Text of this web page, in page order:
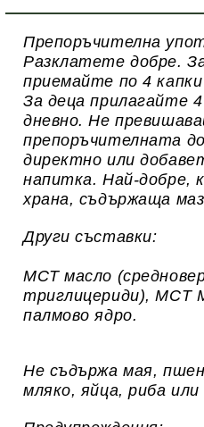
Препоръчителна
Разклатете добре.
приемайте по 4
За деца прилагайте
дневно. Не
препоръчителната
директно или
напитка. Най-добре,
храна, съдържаща
Други съставки:
MCT масло
триглицериди),MCT
палмово ядро.
Не съдържа мая,
мляко, яйца, риба или